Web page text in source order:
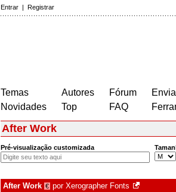
Entrar | Registrar
Temas
Novidades
Autores
Top
Fórum
FAQ
After Work
Pré-visualização customizada
After Work € por Xerographer Fonts